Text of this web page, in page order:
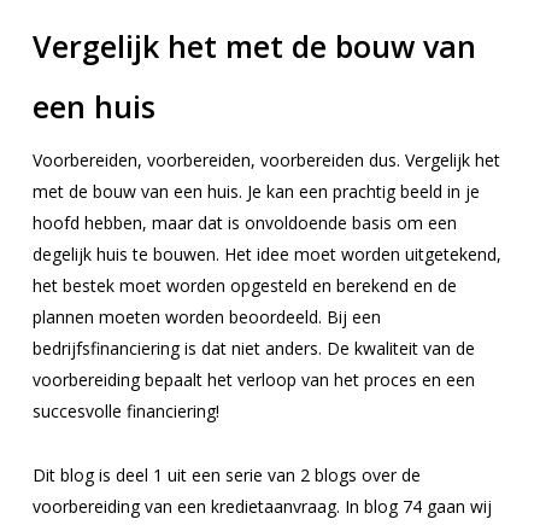
Vergelijk het met de bouw van
een huis
Voorbereiden, voorbereiden, voorbereiden dus. Vergelijk het
met de bouw van een huis. Je kan een prachtig beeld in je
hoofd hebben, maar dat is onvoldoende basis om een
degelijk huis te bouwen. Het idee moet worden uitgetekend,
het bestek moet worden opgesteld en berekend en de
plannen moeten worden beoordeeld. Bij een
bedrijfsfinanciering is dat niet anders. De kwaliteit van de
voorbereiding bepaalt het verloop van het proces en een
succesvolle financiering!
Dit blog is deel 1 uit een serie van 2 blogs over de
voorbereiding van een kredietaanvraag. In blog 74 gaan wij